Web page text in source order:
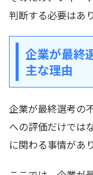
判断する必要はあ
企業が最終
主な理由
企業が最終選考の
への評価だけでは
に関わる事情があ